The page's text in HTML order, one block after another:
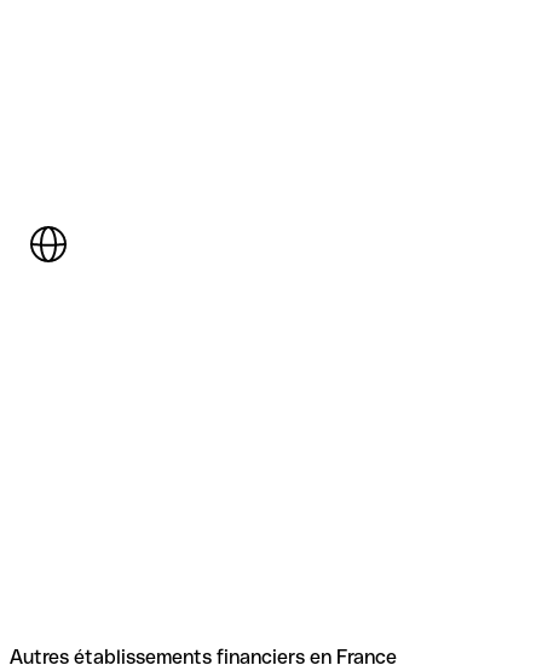
Autres établissements financiers en France